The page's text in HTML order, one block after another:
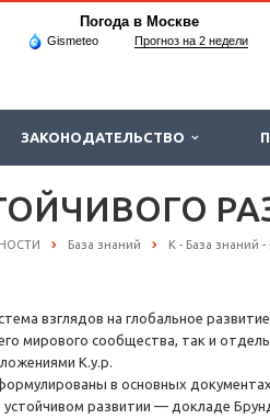
Погода в Москве
Gismeteo Прогноз на 2 недели
ЗАКОНОДАТЕЛЬСТВО
База знаний К - База знаний
взглядов на глобальное
мирового сообщества, так и
К.у.р.
в основных
устойчивом развитии — докладе